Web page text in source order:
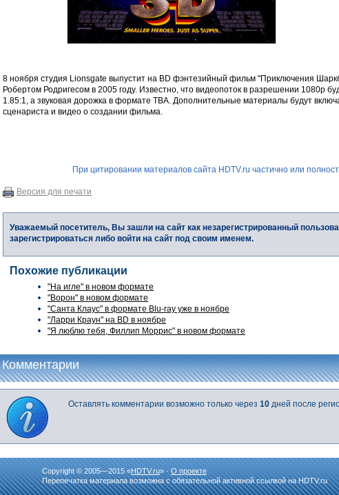
8 ноября студия Lionsgate выпустит на BD фэнтезийный фильм "Приключения
Робертом Родригесом в 2005 году. Известно, что видеопоток в разрешении 1080р
1.85:1, а звуковая дорожка в формате TBA. Дополнительные материалы будут
сценариста и видео о создании фильма.
При цитировании материалов сайта HDTV.ru частично или
Версия для печати
Уважаемый посетитель, Вы зашли на сайт как незарегистрированный
зарегистрироваться либо войти на сайт под своим именем.
Похожие публикации
"На игле" в новом формате
"Ворон" в новом формате
"Санта Клаус" в формате Blu-ray уже в ноябре
"Ларри Краун" на BD в ноябре
"Я люблю тебя, Филлип Моррис" в новом формате
Комментарии
Оставлять комментарии возможно только через 10 дней после
Copyright © 2005—2015 «HDTV.ru» · О проекте
Перепечатка материала возможна с обязательной активной ссылкой на HDTV.ru